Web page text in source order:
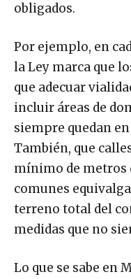
obligados.
Por ejemplo, en
la Ley marca que
que adecuar
incluir áreas de
siempre quedan
También, que
mínimo de metros
comunes
terreno total del
medidas que no
Lo que se sabe en